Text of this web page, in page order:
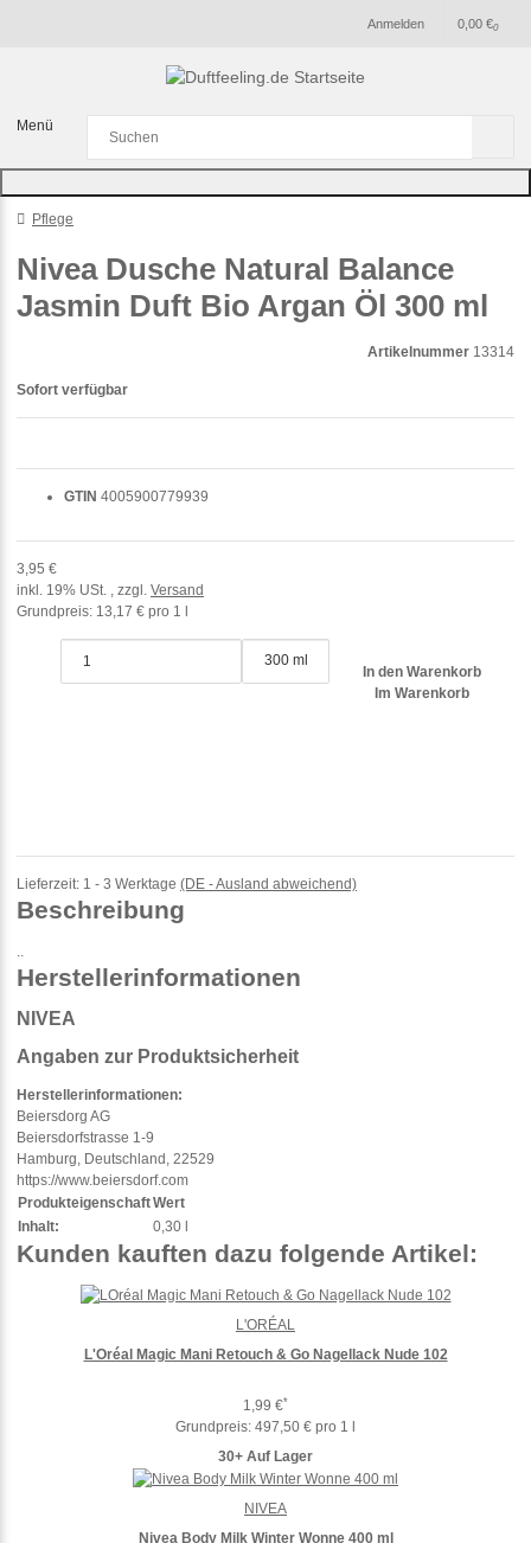
Anmelden 0
0,00 €
Menü
Pflege
Nivea Dusche Natural Balance
Jasmin Duft Bio Argan Öl 300 ml
Artikelnummer 13314
GTIN 4005900779939
3,95 €
inkl. 19% USt. , zzgl. Versand
Grundpreis: 13,17 € pro 1 l
300 ml
In den Warenkorb
Im Warenkorb
Sofort verfügbar
Lieferzeit: 1 - 3 Werktage (DE - Ausland abweichend)
Beschreibung
Herstellerinformationen
NIVEA
Angaben zur Produktsicherheit
Herstellerinformationen:
Beiersdorg AG
Beiersdorfstrasse 1-9
Hamburg, Deutschland, 22529
https://www.beiersdorf.com
ProdukteigenschaftWert
Inhalt:
0,30 l
Kunden kauften dazu folgende Artikel:
L'Oréal Magic Mani Retouch & Go Nagellack Nude 102
1,99 €*
Grundpreis: 497,50 € pro 1 l
30+ Auf Lager
L'ORÉAL
Nivea Body Milk Winter Wonne 400 ml
NIVEA